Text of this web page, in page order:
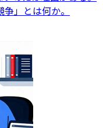
」とは何か。